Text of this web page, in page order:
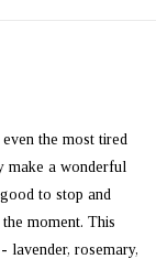
the most tired
make a wonderful
to stop and
moment. This
lavender, rosemary,